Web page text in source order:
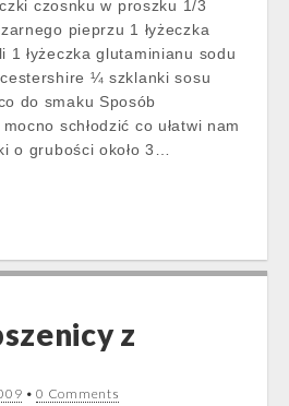
czosnku w proszku 1/3
pieprzu 1 łyżeczka
1 łyżeczka glutaminianu sodu
¼ szklanki sosu
do smaku Sposób
schłodzić co ułatwi nam
o grubości około 3…
z
•0 Comments